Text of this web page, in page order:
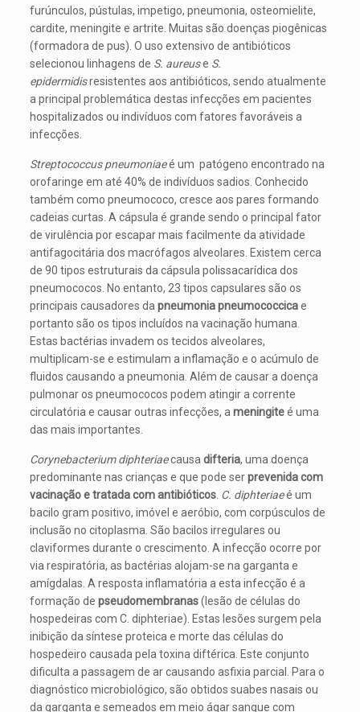
furúnculos, pústulas, impetigo, pneumonia, osteomielite,
cardite, meningite e artrite. Muitas são doenças piogênicas
(formadora de pus). O uso extensivo de antibióticos
selecionou linhagens de S. aureuse S.
epidermidisresistentes aos antibióticos, sendo atualmente
a principal problemática destas infecções em pacientes
hospitalizados ou indivíduos com fatores favoráveis a
infecções.
Streptococcus pneumoniaeé um patógeno encontrado na
orofaringe em até 40% de indivíduos sadios. Conhecido
também como pneumococo, cresce aos pares formando
cadeias curtas. A cápsula é grande sendo o principal fator
de virulência por escapar mais facilmente da atividade
antifagocitária dos macrófagos alveolares. Existem cerca
de 90 tipos estruturais da cápsula polissacarídica dos
pneumococos. No entanto, 23 tipos capsulares são os
principais causadores dapneumonia pneumococcicae
portanto são os tipos incluídos na vacinação humana.
Estas bactérias invadem os tecidos alveolares,
multiplicam-se e estimulam a inflamação e o acúmulo de
fluidos causando a pneumonia. Além de causar a doença
pulmonar os pneumococos podem atingir a corrente
circulatória e causar outras infecções, ameningiteé uma
das mais importantes.
Corynebacterium diphteriaecausadifteria, uma doença
predominante nas crianças e que pode serprevenida com
vacinação e tratada com antibióticos C. diphteriaeé um
bacilo gram positivo, imóvel e aeróbio, com corpúsculos de
inclusão no citoplasma. São bacilos irregulares ou
claviformes durante o crescimento. A infecção ocorre por
via respiratória, as bactérias alojam-se na garganta e
amígdalas. A resposta inflamatória a esta infecção é a
formação depseudomembranas(lesão de células do
hospedeiras com C. diphteriae). Estas lesões surgem pela
inibição da síntese proteica e morte das células do
hospedeiro causada pela toxina diftérica. Este conjunto
dificulta a passagem de ar causando asfixia parcial. Para o
diagnóstico microbiológico, são obtidos suabes nasais ou
da garganta e semeados em meio ágar sangue com